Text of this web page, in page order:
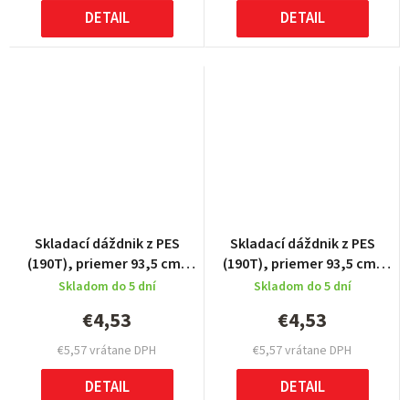
DETAIL DETAIL
Skladací dáždnik z PES
(190T), priemer 93,5 cm,
Red
Skladom do 5 dní
€5,57 vrátane DPH
€4,53
DETAIL
Skladací dáždnik z PES
(190T), priemer 93,5 cm,
Orange
Skladom do 5 dní
€5,57 vrátane DPH
€4,53
DETAIL